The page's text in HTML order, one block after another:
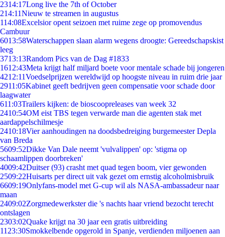
2314:17Long live the 7th of October
214:11Nieuw te streamen in augustus
114:08Excelsior opent seizoen met ruime zege op promovendus
Cambuur
6013:58Waterschappen slaan alarm wegens droogte: Gereedschapskist
leeg
3713:13Random Pics van de Dag #1833
1612:43Meta krijgt half miljard boete voor mentale schade bij jongeren
4212:11Voedselprijzen wereldwijd op hoogste niveau in ruim drie jaar
2911:05Kabinet geeft bedrijven geen compensatie voor schade door
laagwater
611:03Trailers kijken: de bioscoopreleases van week 32
2410:54OM eist TBS tegen verwarde man die agenten stak met
aardappelschilmesje
2410:18Vier aanhoudingen na doodsbedreiging burgemeester Depla
van Breda
5609:52Dikke Van Dale neemt 'vulvalippen' op: 'stigma op
schaamlippen doorbreken'
4009:42Duitser (93) crasht met quad tegen boom, vier gewonden
2509:22Huisarts per direct uit vak gezet om ernstig alcoholmisbruik
6609:19Onlyfans-model met G-cup wil als NASA-ambassadeur naar
maan
2409:02Zorgmedewerkster die 's nachts haar vriend bezocht terecht
ontslagen
2303:02Quake krijgt na 30 jaar een gratis uitbreiding
11 23:30Smokkelbende opgerold in Spanje, verdienden miljoenen aan